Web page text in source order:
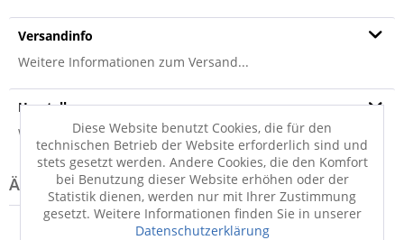
Versandinfo
Weitere Informationen zum Versand...
Hersteller
Weitere Informationen zum Hersteller...
Diese Website benutzt Cookies, die für den
technischen Betrieb der Website erforderlich sind und
stets gesetzt werden. Andere Cookies, die den Komfort
bei Benutzung dieser Website erhöhen oder der
Statistik dienen, werden nur mit Ihrer Zustimmung
gesetzt. Weitere Informationen finden Sie in unserer
Datenschutzerklärung